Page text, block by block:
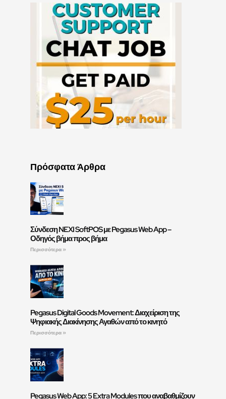
Πρόσφατα Άρθρα
Σύνδεση NEXI SoftPOS με Pegasus Web App –
Οδηγός βήμα προς βήμα
Περισσότερα »
Pegasus Digital Goods Movement: Διαχείριση της
Ψηφιακής Διακίνησης Αγαθών από το κινητό
Περισσότερα »
Pegasus Web App: 5 Extra Modules που αναβαθμίζουν